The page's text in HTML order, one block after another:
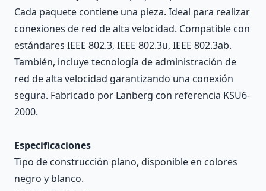
Cada paquete contiene una pieza. Ideal para realizar
conexiones de red de alta velocidad. Compatible con
estándares IEEE 802.3, IEEE 802.3u, IEEE 802.3ab.
También, incluye tecnología de administración de
red de alta velocidad garantizando una conexión
segura. Fabricado por Lanberg con referencia KSU6-
2000.
Especificaciones
Tipo de construcción plano, disponible en colores
negro y blanco.